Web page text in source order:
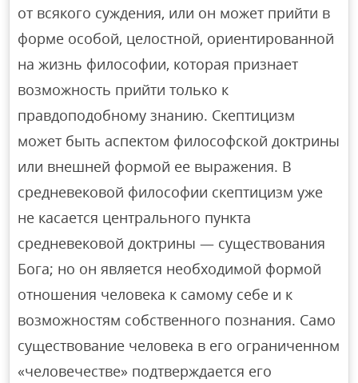
от всякого суждения, или он может прийти в
форме особой, целостной, ориентированной
на жизнь философии, которая признает
возможность прийти только к
правдоподобному знанию. Скептицизм
может быть аспектом философской доктрины
или внешней формой ее выражения. В
средневековой философии скептицизм уже
не касается центрального пункта
средневековой доктрины — существования
Бога; но он является необходимой формой
отношения человека к самому себе и к
возможностям собственного познания. Само
существование человека в его ограниченном
«человечестве» подтверждается его